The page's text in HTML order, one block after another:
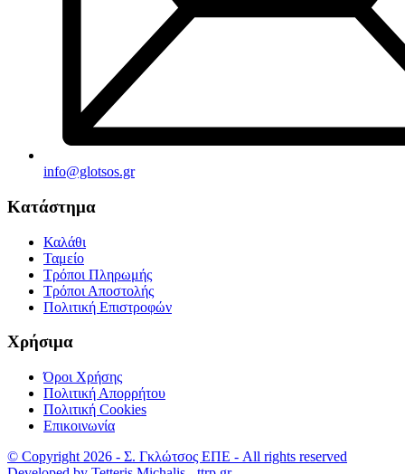
info@glotsos.gr
Κατάστημα
Καλάθι
Ταμείο
Τρόποι Πληρωμής
Τρόποι Αποστολής
Πολιτική Επιστροφών
Χρήσιμα
Όροι Χρήσης
Πολιτική Απορρήτου
Πολιτική Cookies
Επικοινωνία
© Copyright 2026 - Σ. Γκλώτσος ΕΠΕ - All rights reserved